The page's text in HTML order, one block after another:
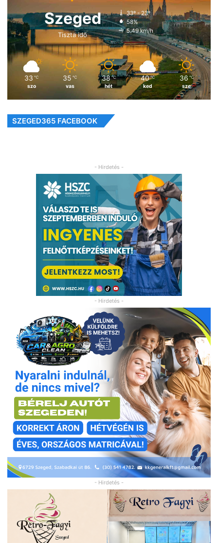
Szeged
Tiszta idő
33º - 23º
58%
5.49 km/h
33 ℃
szo
35 ℃
vas
38 ℃
hét
40 ℃
ked
36 ℃
sze
SZEGED365 FACEBOOK
- Hirdetés -
- Hirdetés -
- Hirdetés -